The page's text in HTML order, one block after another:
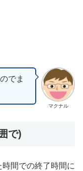
マクナル
でま
で)
間での終了時間に